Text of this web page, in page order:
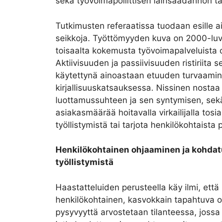
Tutkimusten referaatissa tuodaan esille
seikkoja. Työttömyyden kuva on 2000-
toisaalta kokemusta työvoimapalveluista
Aktiivisuuden ja passiivisuuden ristiriita
käytettynä ainoastaan etuuden
kirjallisuuskatsauksessa. Nissinen
luottamussuhteen ja sen syntymisen,
asiakasmäärää hoitavalla virkailijalla
työllistymistä tai tarjota henkilökohtaista
Henkilökohtainen ohjaaminen ja
työllistymistä
Haastatteluiden perusteella käy ilmi,
henkilökohtainen, kasvokkain tapahtuva
pysyvyyttä arvostetaan tilanteessa,